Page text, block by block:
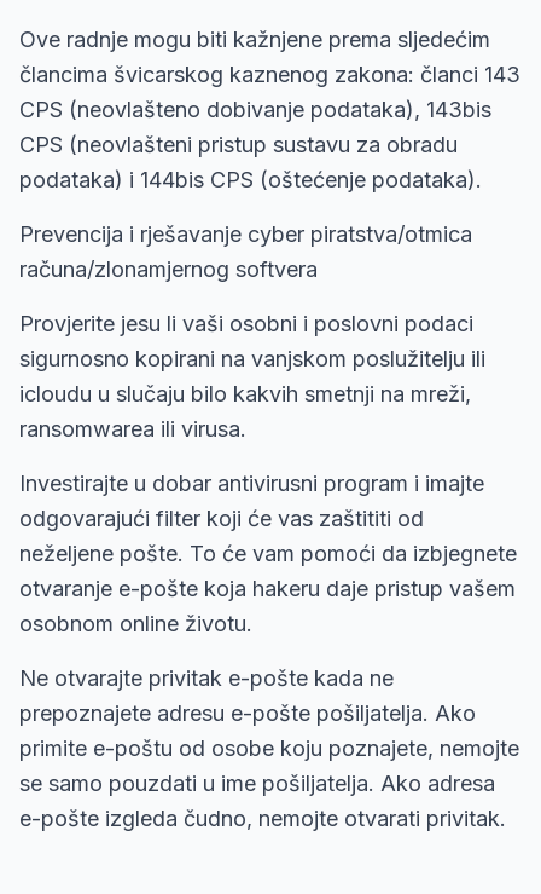
Ove radnje mogu biti kažnjene prema sljedećim
člancima švicarskog kaznenog zakona: članci 143
CPS (neovlašteno dobivanje podataka), 143bis
CPS (neovlašteni pristup sustavu za obradu
podataka) i 144bis CPS (oštećenje podataka).
Prevencija i rješavanje cyber piratstva/otmica
računa/zlonamjernog softvera
Provjerite jesu li vaši osobni i poslovni podaci
sigurnosno kopirani na vanjskom poslužitelju ili
icloudu u slučaju bilo kakvih smetnji na mreži,
ransomwarea ili virusa.
Investirajte u dobar antivirusni program i imajte
odgovarajući filter koji će vas zaštititi od
neželjene pošte. To će vam pomoći da izbjegnete
otvaranje e-pošte koja hakeru daje pristup vašem
osobnom online životu.
Ne otvarajte privitak e-pošte kada ne
prepoznajete adresu e-pošte pošiljatelja. Ako
primite e-poštu od osobe koju poznajete, nemojte
se samo pouzdati u ime pošiljatelja. Ako adresa
e-pošte izgleda čudno, nemojte otvarati privitak.